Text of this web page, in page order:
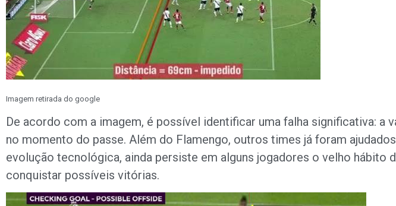
Imagem retirada do google
De acordo com a imagem, é possível identificar uma falha significativa:
no momento do passe. Além do Flamengo, outros times já foram
evolução tecnológica, ainda persiste em alguns jogadores o velho hábito
conquistar possíveis vitórias.